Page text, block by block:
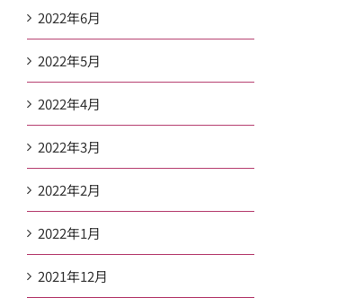
2022年6月
2022年5月
2022年4月
2022年3月
2022年2月
2022年1月
2021年12月